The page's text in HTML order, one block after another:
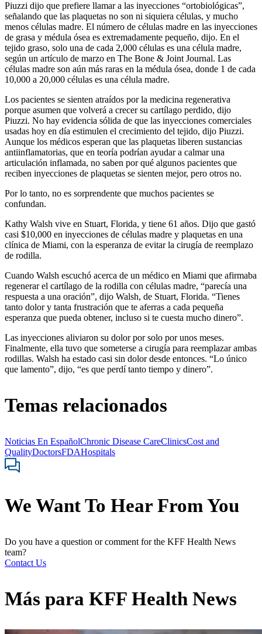
Piuzzi dijo que prefiere llamar a las inyecciones “ortobiológicas”,
señalando que las plaquetas no son ni siquiera células, y mucho
menos células madre. El número de células madre en las inyecciones
de grasa y médula ósea es extremadamente pequeño, dijo. En el
tejido graso, solo una de cada 2,000 células es una célula madre,
según un artículo de marzo en The Bone & Joint Journal. Las
células madre son aún más raras en la médula ósea, donde 1 de cada
10,000 a 20,000 células es una célula madre.
Los pacientes se sienten atraídos por la medicina regenerativa
porque asumen que volverá a crecer su cartílago perdido, dijo
Piuzzi. No hay evidencia sólida de que las inyecciones comerciales
usadas hoy en día estimulen el crecimiento del tejido, dijo Piuzzi.
Aunque los médicos esperan que las plaquetas liberen sustancias
antiinflamatorias, que en teoría podrían ayudar a calmar una
articulación inflamada, no saben por qué algunos pacientes que
reciben inyecciones de plaquetas se sienten mejor, pero otros no.
Por lo tanto, no es sorprendente que muchos pacientes se
confundan.
Kathy Walsh vive en Stuart, Florida, y tiene 61 años. Dijo que gastó
casi $10,000 en inyecciones de células madre y plaquetas en una
clínica de Miami, con la esperanza de evitar la cirugía de reemplazo
de rodilla.
Cuando Walsh escuchó acerca de un médico en Miami que afirmaba
regenerar el cartílago de la rodilla con células madre, “parecía una
respuesta a una oración”, dijo Walsh, de Stuart, Florida. “Tienes
tanto dolor y tanta frustración que te aferras a cada pequeña
esperanza que pueda obtener, incluso si te cuesta mucho dinero”.
Las inyecciones aliviaron su dolor por solo por unos meses.
Finalmente, ella tuvo que someterse a cirugía para reemplazar ambas
rodillas. Walsh ha estado casi sin dolor desde entonces. “Lo único
que lamento”, dijo, “es que perdí tanto tiempo y dinero”.
Temas relacionados
Noticias En EspañolChronic Disease CareClinicsCost and
QualityDoctorsFDAHospitals
We Want To Hear From You
Do you have a question or comment for the KFF Health News
team?
Contact Us
Más para KFF Health News